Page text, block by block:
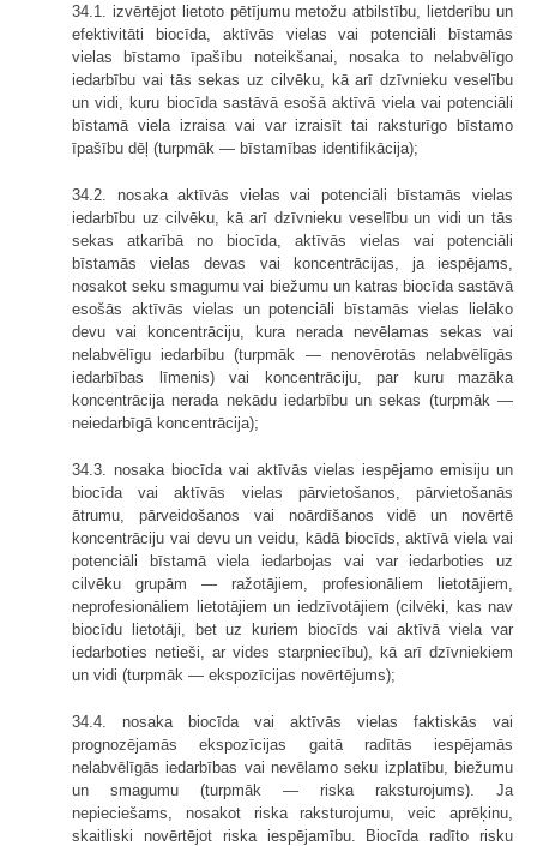
34.1. izvērtējot lietoto pētījumu metožu atbilstību, lietderību un
efektivitāti biocīda, aktīvās vielas vai potenciāli bīstamās
vielas bīstamo īpašību noteikšanai, nosaka to nelabvēlīgo
iedarbību vai tās sekas uz cilvēku, kā arī dzīvnieku veselību
un vidi, kuru biocīda sastāvā esošā aktīvā viela vai potenciāli
bīstamā viela izraisa vai var izraisīt tai raksturīgo bīstamo
īpašību dēļ (turpmāk — bīstamības identifikācija);
34.2. nosaka aktīvās vielas vai potenciāli bīstamās vielas
iedarbību uz cilvēku, kā arī dzīvnieku veselību un vidi un tās
sekas atkarībā no biocīda, aktīvās vielas vai potenciāli
bīstamās vielas devas vai koncentrācijas, ja iespējams,
nosakot seku smagumu vai biežumu un katras biocīda sastāvā
esošās aktīvās vielas un potenciāli bīstamās vielas lielāko
devu vai koncentrāciju, kura nerada nevēlamas sekas vai
nelabvēlīgu iedarbību (turpmāk — nenovērotās nelabvēlīgās
iedarbības līmenis) vai koncentrāciju, par kuru mazāka
koncentrācija nerada nekādu iedarbību un sekas (turpmāk —
neiedarbīgā koncentrācija);
34.3. nosaka biocīda vai aktīvās vielas iespējamo emisiju un
biocīda vai aktīvās vielas pārvietošanos, pārvietošanās
ātrumu, pārveidošanos vai noārdīšanos vidē un novērtē
koncentrāciju vai devu un veidu, kādā biocīds, aktīvā viela vai
potenciāli bīstamā viela iedarbojas vai var iedarboties uz
cilvēku grupām — ražotājiem, profesionāliem lietotājiem,
neprofesionāliem lietotājiem un iedzīvotājiem (cilvēki, kas nav
biocīdu lietotāji, bet uz kuriem biocīds vai aktīvā viela var
iedarboties netieši, ar vides starpniecību), kā arī dzīvniekiem
un vidi (turpmāk — ekspozīcijas novērtējums);
34.4. nosaka biocīda vai aktīvās vielas faktiskās vai
prognozējamās ekspozīcijas gaitā radītās iespējamās
nelabvēlīgās iedarbības vai nevēlamo seku izplatību, biežumu
un smagumu (turpmāk — riska raksturojums). Ja
nepieciešams, nosakot riska raksturojumu, veic aprēķinu,
skaitliski novērtējot riska iespējamību. Biocīda radīto risku